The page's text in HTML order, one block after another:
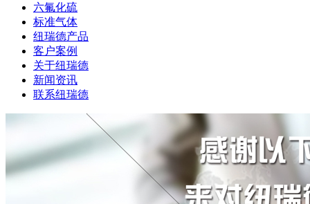
六氟化硫
标准气体
纽瑞德产品
客户案例
关于纽瑞德
新闻资讯
联系纽瑞德